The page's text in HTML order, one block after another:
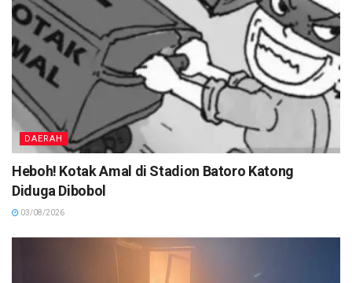
DAERAH
Heboh! Kotak Amal di Stadion Batoro Katong
Diduga Dibobol
03/08/2026